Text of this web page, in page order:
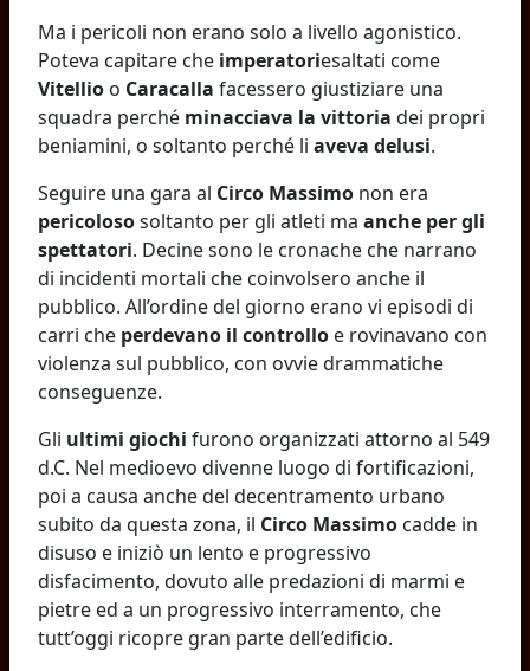
Ma i pericoli non erano solo a livello agonistico.
Poteva capitare che imperatoriesaltati come
Vitellio o Caracalla facessero giustiziare una
squadra perché minacciava la vittoria dei propri
beniamini, o soltanto perché li aveva delusi.
Seguire una gara al Circo Massimo non era
pericolososoltanto per gli atleti ma anche per gli
spettatori. Decine sono le cronache che narrano
di incidenti mortali che coinvolsero anche il
pubblico. All’ordine del giorno erano vi episodi di
carri che perdevano il controllo e rovinavano con
violenza sul pubblico, con ovvie drammatiche
conseguenze.
Gli ultimi giochi furono organizzati attorno al 549
d.C. Nel medioevo divenne luogo di fortificazioni,
poi a causa anche del decentramento urbano
subito da questa zona, il Circo Massimo cadde in
disuso e iniziò un lento e progressivo
disfacimento, dovuto alle predazioni di marmi e
pietre ed a un progressivo interramento, che
tutt’oggi ricopre gran parte dell’edificio.